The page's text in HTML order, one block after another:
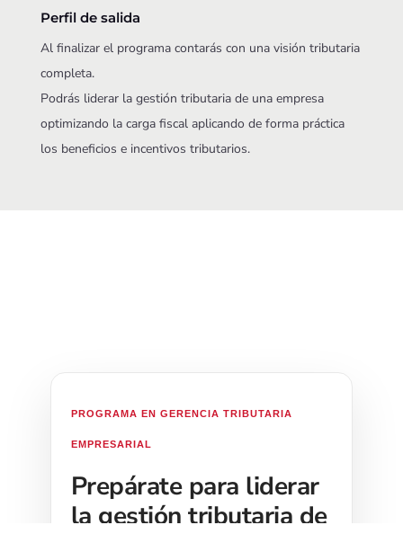
Perfil de salida
Al finalizar el programa contarás con una visión tributaria
completa.
Podrás liderar la gestión tributaria de una empresa
optimizando la carga fiscal aplicando de forma práctica
los beneficios e incentivos tributarios.
PROGRAMA EN GERENCIA TRIBUTARIA
EMPRESARIAL
Prepárate para liderar
la gestión tributaria de